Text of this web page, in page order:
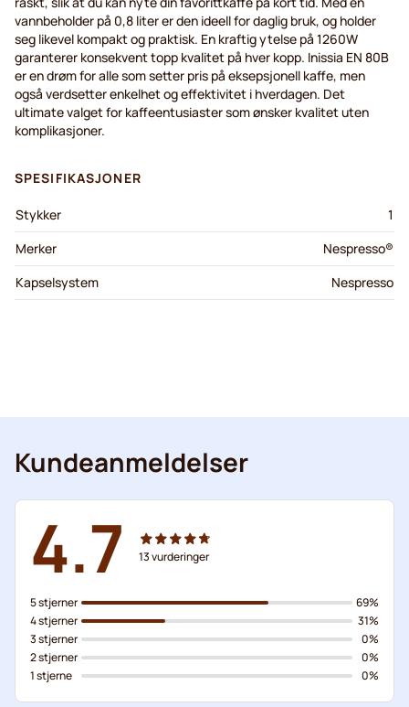
vannbeholder på 0,8 liter er den ideellfordaglig bruk, og holder
seg likevel kompaktog praktisk. En kraftigytelse på 1260W
garanterer konsekventtopp kvalitet på hver kopp. Inissia EN 80B
erendrømfor allesomsetter pris på eksepsjonell kaffe, men
også verdsetterenkelhetogeffektivitet i hverdagen. Det
ultimatevalgetfor kaffeentusiastersomønsker kvalitetuten
komplikasjoner.
SPESIFIKASJONER
Stykker
1
Merker
Nespresso®
Kapselsystem
Nespresso
Kundeanmeldelser
4.7 13vurderinger
5 stjerner
4 stjerner
3 stjerner
2 stjerner
1 stjerne
69%
31%
0%
0%
0%